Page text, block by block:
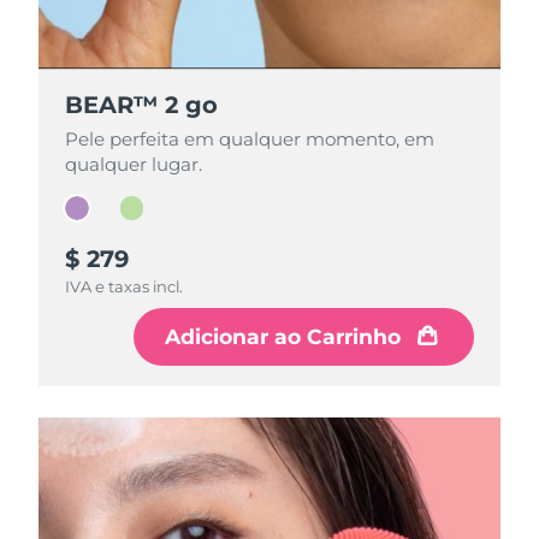
BEAR™ 2 go
Pele perfeita em qualquer momento, em
qualquer lugar.
$ 279
IVA e taxas incl.
Adicionar ao Carrinho
BEAR™ 2 go
Pele perfeita em qualquer momento, em
qualquer lugar.
$ 279
IVA e taxas incl.
Adicionar ao Carrinho